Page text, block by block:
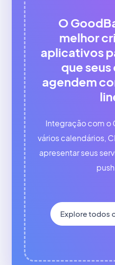
O
melhor
aplicativos
que
agendem
Integração com o
vários calendários,
apresentar seus
Explore todos